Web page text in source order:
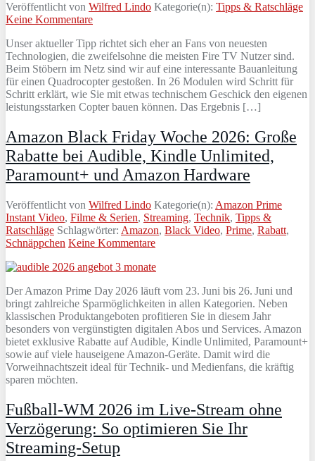
Veröffentlicht von Wilfred Lindo Kategorie(n): Tipps & Ratschläge
Keine Kommentare
Unser aktueller Tipp richtet sich eher an Fans von neuesten
Technologien, die zweifelsohne die meisten Fire TV Nutzer sind.
Beim Stöbern im Netz sind wir auf eine interessante Bauanleitung
für einen Quadrocopter gestoßen. In 26 Modulen wird Schritt für
Schritt erklärt, wie Sie mit etwas technischem Geschick den eigenen
leistungsstarken Copter bauen können. Das Ergebnis […]
Amazon Black Friday Woche 2026: Große
Rabatte bei Audible, Kindle Unlimited,
Paramount+ und Amazon Hardware
Veröffentlicht von Wilfred Lindo Kategorie(n): Amazon Prime
Instant Video, Filme & Serien, Streaming, Technik, Tipps &
Ratschläge Schlagwörter: Amazon, Black Video, Prime, Rabatt,
Schnäppchen Keine Kommentare
Der Amazon Prime Day 2026 läuft vom 23. Juni bis 26. Juni und
bringt zahlreiche Sparmöglichkeiten in allen Kategorien. Neben
klassischen Produktangeboten profitieren Sie in diesem Jahr
besonders von vergünstigten digitalen Abos und Services. Amazon
bietet exklusive Rabatte auf Audible, Kindle Unlimited, Paramount+
sowie auf viele hauseigene Amazon-Geräte. Damit wird die
Vorweihnachtszeit ideal für Technik- und Medienfans, die kräftig
sparen möchten.
Fußball-WM 2026 im Live-Stream ohne
Verzögerung: So optimieren Sie Ihr
Streaming-Setup